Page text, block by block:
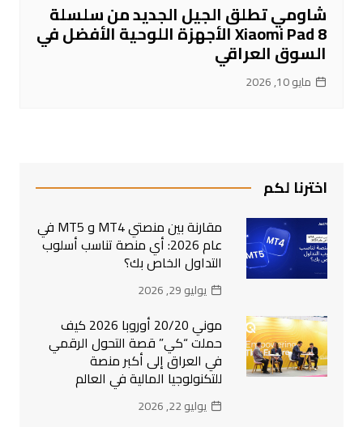
شاومي تطلق الجيل الجديد من سلسلة
Xiaomi Pad 8 الأجهزة اللوحية الأفضل في
السوق العراقي
مايو 10, 2026
اخترنا لكم
مقارنة بين منصتي MT4 و MT5 في
عام 2026: أي منصة تناسب أسلوب
التداول الخاص بك؟
يوليو 29, 2026
موني 20/20 أوروبا 2026 كيف
حملت “كي” قصة التحول الرقمي
في العراق إلى أكبر منصة
للتكنولوجيا المالية في العالم
يوليو 22, 2026